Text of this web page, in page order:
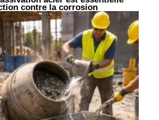
contre la corrosion